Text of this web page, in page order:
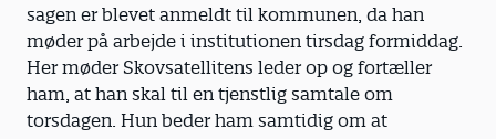
sagen er blevet anmeldt til kommunen, da han
møder på arbejde i institutionen tirsdag formiddag.
Her møder Skovsatellitens leder op og fortæller
ham, at han skal til en tjenstlig samtale om
torsdagen. Hun beder ham samtidig om at